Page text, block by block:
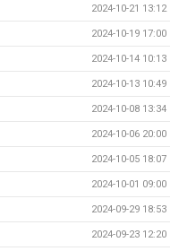
2024-10-21 13:12
2024-10-19 17:00
2024-10-14 10:13
2024-10-13 10:49
2024-10-08 13:34
2024-10-06 20:00
2024-10-05 18:07
2024-10-01 09:00
2024-09-29 18:53
2024-09-23 12:20